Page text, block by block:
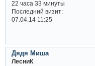
22 часа 33 минуты
Последний визит:
07.04.14 11:25